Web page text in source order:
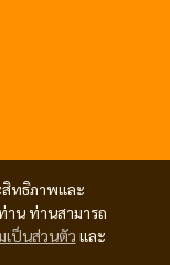
สิทธิภาพและ
าน ท่านสามารถ
เป็นส่วนตัว และ